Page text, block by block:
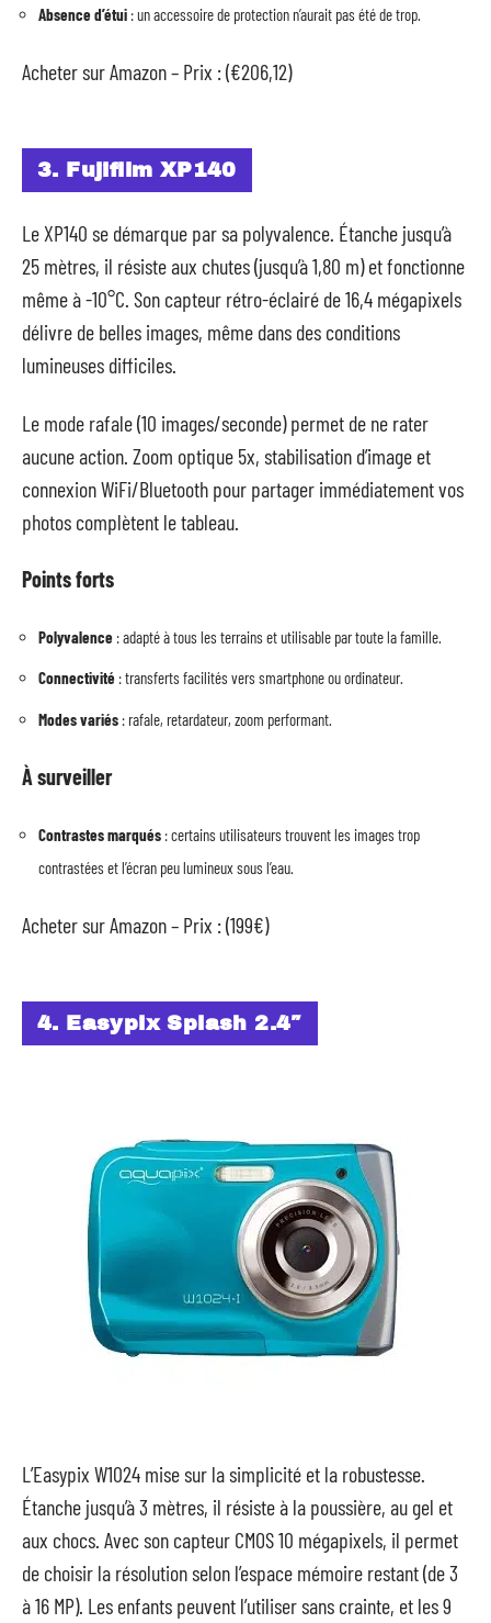
Absence d’étui : un accessoire de protection n’aurait pas été de trop.
Acheter sur Amazon – Prix : (€206,12)
3. Fujifilm XP140
Le XP140 se démarque par sa polyvalence. Étanche jusqu’à
25 mètres, il résiste aux chutes (jusqu’à 1,80 m) et fonctionne
même à -10°C. Son capteur rétro-éclairé de 16,4 mégapixels
délivre de belles images, même dans des conditions
lumineuses difficiles.
Le mode rafale (10 images/seconde) permet de ne rater
aucune action. Zoom optique 5x, stabilisation d’image et
connexion WiFi/Bluetooth pour partager immédiatement vos
photos complètent le tableau.
Points forts
Polyvalence : adapté à tous les terrains et utilisable par toute la famille.
Connectivité : transferts facilités vers smartphone ou ordinateur.
Modes variés : rafale, retardateur, zoom performant.
À surveiller
Contrastes marqués : certains utilisateurs trouvent les images trop
contrastées et l’écran peu lumineux sous l’eau.
Acheter sur Amazon – Prix : (199€)
4. Easypix Splash 2.4″
L’Easypix W1024 mise sur la simplicité et la robustesse.
Étanche jusqu’à 3 mètres, il résiste à la poussière, au gel et
aux chocs. Avec son capteur CMOS 10 mégapixels, il permet
de choisir la résolution selon l’espace mémoire restant (de 3
à 16 MP). Les enfants peuvent l’utiliser sans crainte, et les 9